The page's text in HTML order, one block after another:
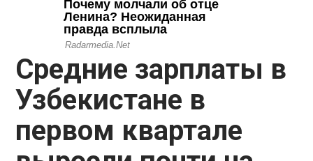
Средние зарплаты в
Узбекистане в
первом квартале